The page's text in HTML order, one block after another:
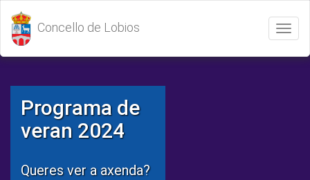
Abrir
/
Cerrar
Concello de Lobios
Programa de
veran 2024
Queres ver a axenda?